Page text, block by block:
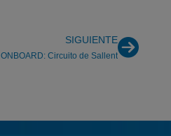
SIGUIENTE
ONBOARD: Circuito de Sallent